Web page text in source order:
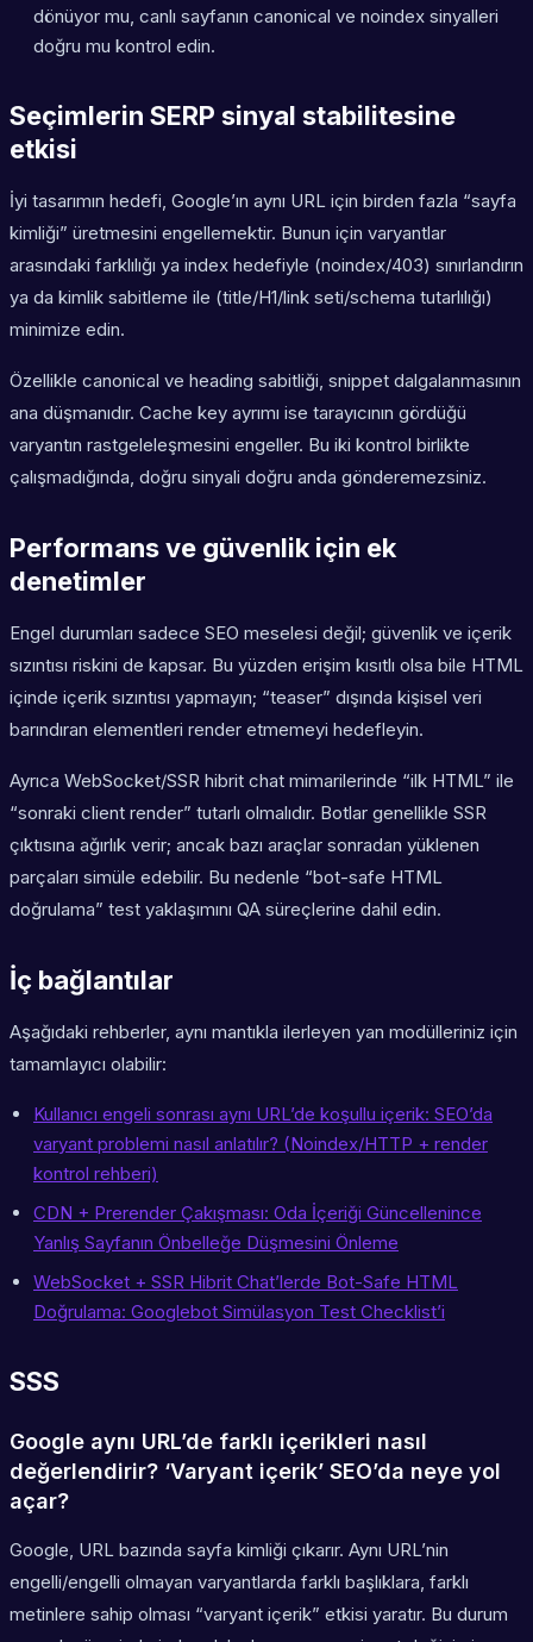
dönüyor mu, canlı sayfanın canonical ve noindex sinyalleri
doğru mu kontrol edin.
Seçimlerin SERP sinyal stabilitesine
etkisi
İyi tasarımın hedefi, Google’ın aynı URL için birden fazla “sayfa
kimliği” üretmesini engellemektir. Bunun için varyantlar
arasındaki farklılığı ya index hedefiyle (noindex/403) sınırlandırın
ya da kimlik sabitleme ile (title/H1/link seti/schema tutarlılığı)
minimize edin.
Özellikle canonical ve heading sabitliği, snippet dalgalanmasının
ana düşmanıdır. Cache key ayrımı ise tarayıcının gördüğü
varyantın rastgeleleşmesini engeller. Bu iki kontrol birlikte
çalışmadığında, doğru sinyali doğru anda gönderemezsiniz.
Performans ve güvenlik için ek
denetimler
Engel durumları sadece SEO meselesi değil; güvenlik ve içerik
sızıntısı riskini de kapsar. Bu yüzden erişim kısıtlı olsa bile HTML
içinde içerik sızıntısı yapmayın; “teaser” dışında kişisel veri
barındıran elementleri render etmemeyi hedefleyin.
Ayrıca WebSocket/SSR hibrit chat mimarilerinde “ilk HTML” ile
“sonraki client render” tutarlı olmalıdır. Botlar genellikle SSR
çıktısına ağırlık verir; ancak bazı araçlar sonradan yüklenen
parçaları simüle edebilir. Bu nedenle “bot-safe HTML
doğrulama” test yaklaşımını QA süreçlerine dahil edin.
İç bağlantılar
Aşağıdaki rehberler, aynı mantıkla ilerleyen yan modülleriniz için
tamamlayıcı olabilir:
Kullanıcı engeli sonrası aynı URL’de koşullu içerik: SEO’da
varyant problemi nasıl anlatılır? (Noindex/HTTP + render
kontrol rehberi)
CDN + Prerender Çakışması: Oda İçeriği Güncellenince
Yanlış Sayfanın Önbelleğe Düşmesini Önleme
WebSocket + SSR Hibrit Chat’lerde Bot-Safe HTML
Doğrulama: Googlebot Simülasyon Test Checklist’i
SSS
Google aynı URL’de farklı içerikleri nasıl
değerlendirir? ‘Varyant içerik’ SEO’da neye yol
açar?
Google, URL bazında sayfa kimliği çıkarır. Aynı URL’nin
engelli/engelli olmayan varyantlarda farklı başlıklara, farklı
metinlere sahip olması “varyant içerik” etkisi yaratır. Bu durum